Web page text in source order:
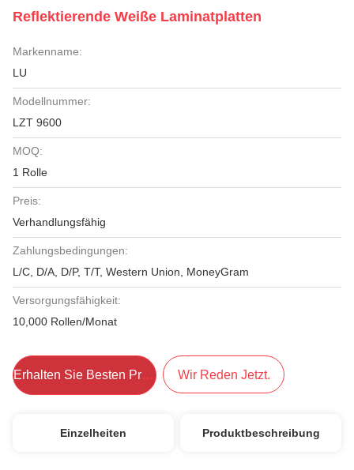
Reflektierende Weiße Laminatplatten
Markenname:
LU
Modellnummer:
LZT 9600
MOQ:
1 Rolle
Preis:
Verhandlungsfähig
Zahlungsbedingungen:
L/C, D/A, D/P, T/T, Western Union, MoneyGram
Versorgungsfähigkeit:
10,000 Rollen/Monat
Erhalten Sie Besten Preis Wir Reden Jetzt.
Einzelheiten Produktbeschreibung